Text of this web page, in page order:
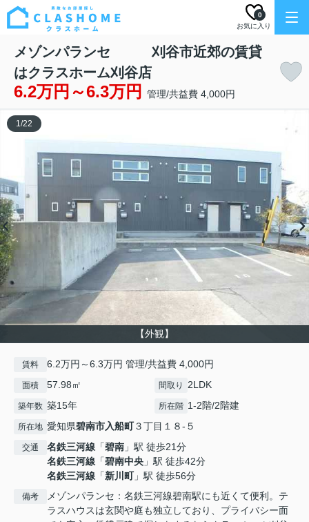
お気に入り
0
メゾンパランセ 刈谷市近郊の賃貸
はクラスホーム刈谷店
6.2万円～6.3万円 管理/共益費 4,000円
【外観】
1/22
賃料 6.2万円～6.3万円 管理/共益費 4,000円
面積 57.98㎡ 間取り 2LDK
築年数 築15年 所在階 1-2階/2階建
所在地 愛知県碧南市入船町３丁目１８-５
交通 名鉄三河線 「碧南 」駅 徒歩21分
名鉄三河線 「碧南中央 」駅 徒歩42分
名鉄三河線 「新川町」駅 徒歩56分
備考
メゾンパランセ：名鉄三河線碧南駅にも近くて便利。テ
ラスハウスは玄関や庭も独立しており、プライバシー面